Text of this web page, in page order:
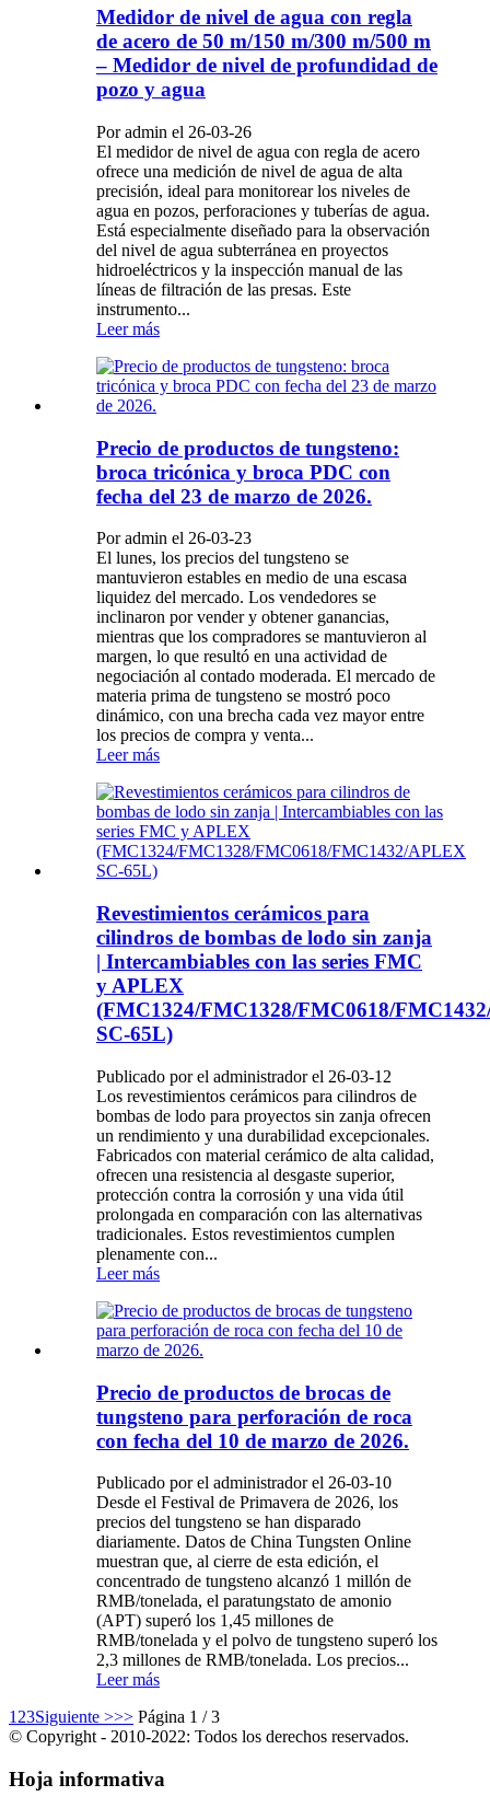
Medidor de nivel de agua con regla
de acero de 50 m/150 m/300 m/500 m
– Medidor de nivel de profundidad de
pozo y agua
Por admin el 26-03-26
El medidor de nivel de agua con regla de acero
ofrece una medición de nivel de agua de alta
precisión, ideal para monitorear los niveles de
agua en pozos, perforaciones y tuberías de agua.
Está especialmente diseñado para la observación
del nivel de agua subterránea en proyectos
hidroeléctricos y la inspección manual de las
líneas de filtración de las presas. Este
instrumento...
Leer más
Precio de productos de tungsteno:
broca tricónica y broca PDC con
fecha del 23 de marzo de 2026.
Por admin el 26-03-23
El lunes, los precios del tungsteno se
mantuvieron estables en medio de una escasa
liquidez del mercado. Los vendedores se
inclinaron por vender y obtener ganancias,
mientras que los compradores se mantuvieron al
margen, lo que resultó en una actividad de
negociación al contado moderada. El mercado de
materia prima de tungsteno se mostró poco
dinámico, con una brecha cada vez mayor entre
los precios de compra y venta...
Leer más
Revestimientos cerámicos para
cilindros de bombas de lodo sin zanja
| Intercambiables con las series FMC
y APLEX
(FMC1324/FMC1328/FMC0618/
SC-65L)
Publicado por el administrador el 26-03-12
Los revestimientos cerámicos para cilindros de
bombas de lodo para proyectos sin zanja ofrecen
un rendimiento y una durabilidad excepcionales.
Fabricados con material cerámico de alta calidad,
ofrecen una resistencia al desgaste superior,
protección contra la corrosión y una vida útil
prolongada en comparación con las alternativas
tradicionales. Estos revestimientos cumplen
plenamente con...
Leer más
Precio de productos de brocas de
tungsteno para perforación de roca
con fecha del 10 de marzo de 2026.
Publicado por el administrador el 26-03-10
Desde el Festival de Primavera de 2026, los
precios del tungsteno se han disparado
diariamente. Datos de China Tungsten Online
muestran que, al cierre de esta edición, el
concentrado de tungsteno alcanzó 1 millón de
RMB/tonelada, el paratungstato de amonio
(APT) superó los 1,45 millones de
RMB/tonelada y el polvo de tungsteno superó los
2,3 millones de RMB/tonelada. Los precios...
Leer más
1 23Siguiente >>> Página 1 / 3
© Copyright - 2010-2022: Todos los derechos reservados.
Hoja informativa